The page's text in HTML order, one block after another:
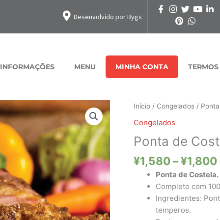
Desenvolvido por Bygs
INFORMAÇÕES MENU MINHA CONTA
Início / Congelados /
Congelados
Ponta de
¥1,580–¥1,800
Ponta de Costela.
Completo com
Ingredientes:
temperos.
Ponta
Costela
quantidade